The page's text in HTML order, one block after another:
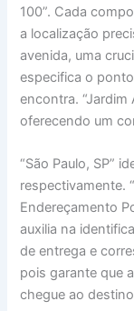
100”. Cada
a localização
avenida, uma
especifica o
encontra. “Jardim
oferecendo um
“São Paulo, SP”
respectivamente.
Endereçamento
auxilia na
de entrega e
pois garante que
chegue ao